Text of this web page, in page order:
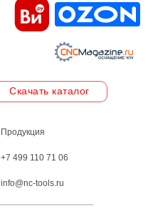
+7 499 110 71 06
info@nc-tools.ru
Скачать каталог
Продукция